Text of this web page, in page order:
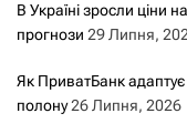
В Україні зросли ціни
прогнози 29 Липня,
Як ПриватБанк адаптує
полону26 Липня, 2026